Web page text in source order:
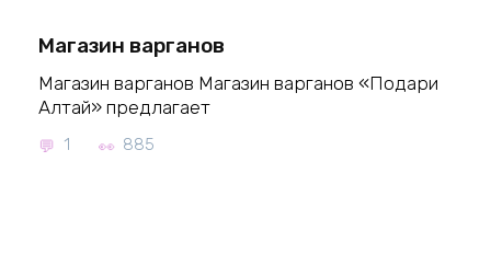
Магазин варганов
Магазин варганов Магазин варганов «Подари
Алтай» предлагает
1 885